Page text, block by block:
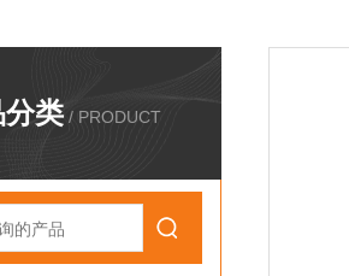
分类 / PRODUCT